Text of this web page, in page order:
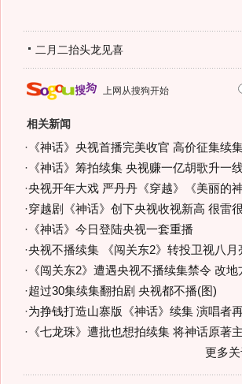
二月二抬头龙见喜
上网从搜狗开始
相关新闻
· 《神话》央视首播完美收官 高价征集续
· 《神话》筹拍续集 央视赚一亿胡歌升一
·央视开年大戏 严丹丹《穿越》《美丽的
·穿越剧《神话》创下央视收视新高 很雷
· 《神话》今日登陆央视一套重播
·央视不播续集 《闯关东2》转投卫视八月
· 《闯关东2》遭遇央视不播续集禁令 改地
·超过30集续集翻拍剧 央视都不播(图)
·为挣钱打造山寨版《神话》续集 演唱者
· 《七龙珠》遭批也想拍续集 将神话原著
更多